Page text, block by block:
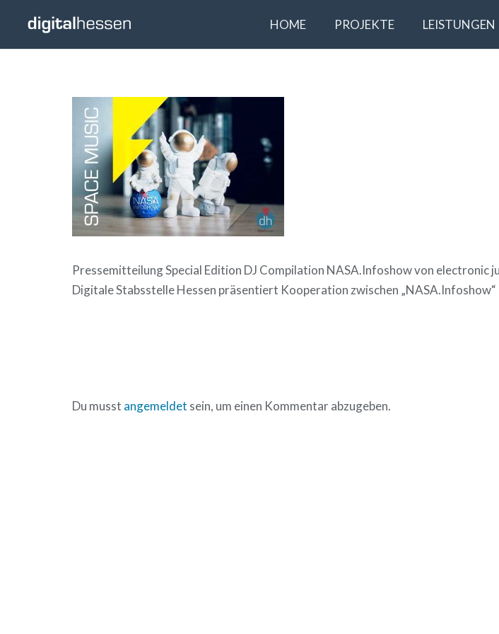
HOME PROJEKTE LEISTUNGEN
Pressemitteilung Special Edition DJ Compilation NASA.Infoshow von electronic
Digitale Stabsstelle Hessen präsentiert Kooperation zwischen
Du musst angemeldet sein, um einen Kommentar abzugeben.